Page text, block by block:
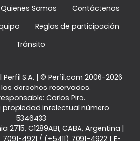
Quienes Somos
Contáctenos
Reglas de participación
Tránsito
S.A. | © Perfil.com 2006-2026
derechos reservados.
Carlos Piro.
propiedad intelectual número
5346433
2715, C1289ABI, CABA, Argentina |
7091-4921 / (+5411) 7091-4922| E-